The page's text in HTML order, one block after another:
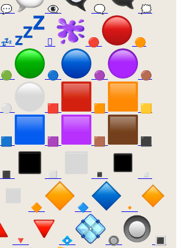
💬 👁️‍🗨️ 🗨️ 🗯️
💤 🫟 🔴 🟠
🟢 🔵 🟣 🟤
⚪ 🟥 🟧 🟨
🟦 🟪 🟫 ⬛
◼️ ◻️ ◾ ◽
🔶 🔷 🔸
🔻 💠 🔘 🔳